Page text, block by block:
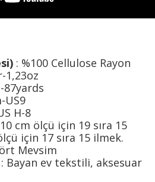
: %100 Cellulose Rayon
1,23oz
87yards
US9
H-8
cm ölçü için 19 sıra 15
için 17 sıra 15 ilmek.
Mevsim
: Bayan ev tekstili, aksesuar